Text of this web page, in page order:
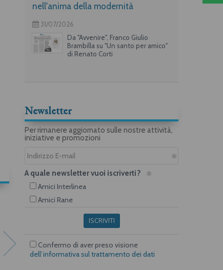
nell'anima della modernità
31/07/2026
Da "Avvenire", Franco Giulio
Brambilla su "Un santo per amico"
di Renato Corti
Newsletter
Per rimanere aggiornato sulle nostre attività,
iniziative e promozioni
A quale newsletter vuoi iscriverti?
Amici Interlinea
Amici Rane
ISCRIVITI
Confermo di aver preso visione
dell’informativa sul trattamento dei dati